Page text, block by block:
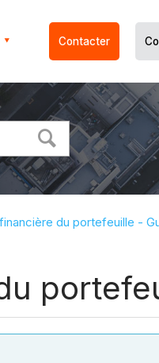
Contacter
du portefeuille -